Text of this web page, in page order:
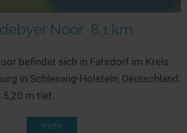
Noor 8,1 km
befindet sich in Fahrdorf im Kreis
in Schleswig-Holstein, Deutschland.
5,20 m tief.
mehr